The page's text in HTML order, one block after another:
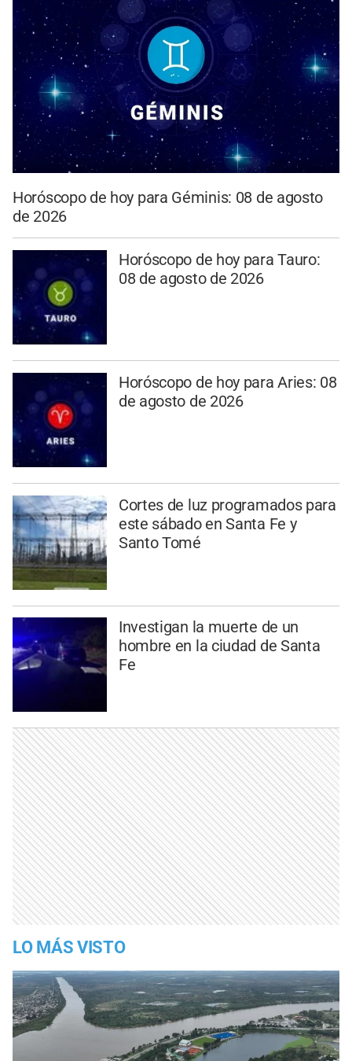
Horóscopo de hoy para Géminis: 08 de agosto
de 2026
Horóscopo de hoy para Tauro:
08 de agosto de 2026
Horóscopo de hoy para Aries: 08
de agosto de 2026
Cortes de luz programados para
este sábado en Santa Fe y
Santo Tomé
Investigan la muerte de un
hombre en la ciudad de Santa
Fe
LO MÁS VISTO